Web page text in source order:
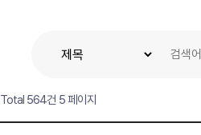
Total 564건 5 페이지